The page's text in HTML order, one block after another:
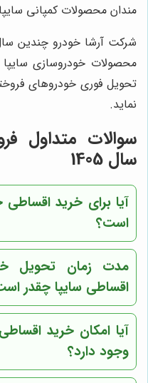
مندان محصولات کمپانی
شرکت آرشا خودرو چندین
محصولات خودروسازی
تحویل فوری خودروهای
نماید.
سوالات متداول
سال 1405
آیا برای خرید اقساطی
است؟
مدت زمان تحویل
اقساطی سایپا چقدر
آیا امکان خرید
وجود دارد؟